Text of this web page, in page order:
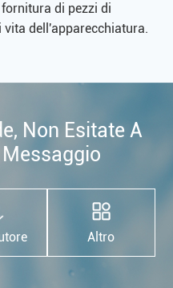
di pezzi di
dell'apparecchiatura.
Non Esitate A
Altro